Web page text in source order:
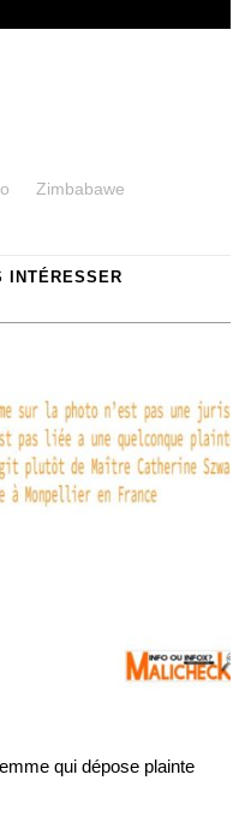
Zimbabawe
INTÉRESSER
qui dépose plainte